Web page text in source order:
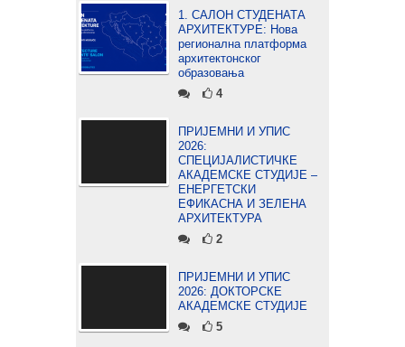
1. САЛОН СТУДЕНАТА
АРХИТЕКТУРЕ: Нова
регионална платформа
архитектонског
образовања
4
ПРИЈЕМНИ И УПИС
2026:
СПЕЦИЈАЛИСТИЧКЕ
АКАДЕМСКЕ СТУДИЈЕ –
ЕНЕРГЕТСКИ
ЕФИКАСНА И ЗЕЛЕНА
АРХИТЕКТУРА
2
ПРИЈЕМНИ И УПИС
2026: ДОКТОРСКЕ
АКАДЕМСКЕ СТУДИЈЕ
5